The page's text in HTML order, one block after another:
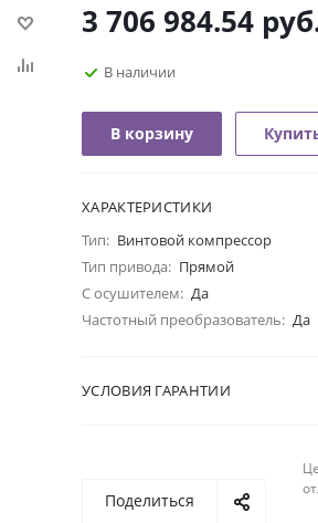
3 706 984.54
В наличии
В корзину
ХАРАКТЕРИСТИКИ
Тип: Винтовой компрессор
Тип привода: Прямой
С осушителем: Да
Частотный преобразователь: Да
УСЛОВИЯ ГАРАНТИИ
Поделиться